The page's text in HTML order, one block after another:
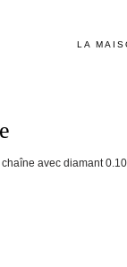
LA
chaîne avec diamant